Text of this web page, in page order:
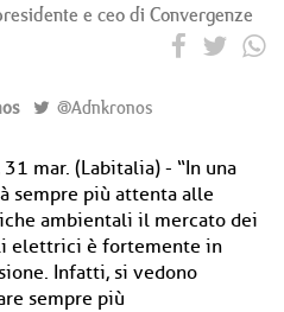
e ceo di Convergenze
@Adnkronos
31 mar. (Labitalia) - “In una
sempre più attenta alle
ambientali il mercato dei
elettrici è fortemente in
Infatti, si vedono
sempre più